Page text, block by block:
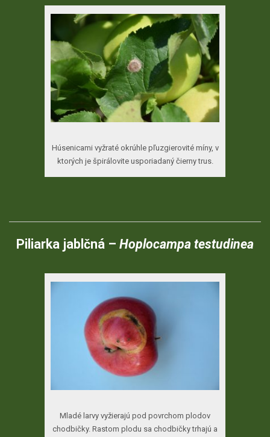
Húsenicami vyžraté okrúhle pľuzgierovité míny, v
ktorých je špirálovite usporiadaný čierny trus.
Piliarka jablčná – Hoplocampa testudinea
Mladé larvy vyžierajú pod povrchom plodov
chodbičky. Rastom plodu sa chodbičky trhajú a